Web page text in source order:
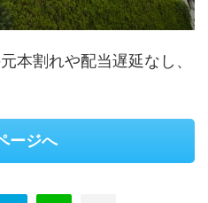
本割れや配当遅延なし、
ージへ